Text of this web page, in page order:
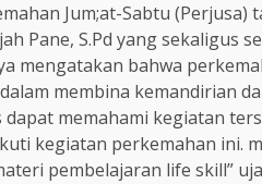
Jum;at-Sabtu
Pane, S.Pd yang sekaligus
mengatakan bahwa
membina kemandirian
memahami kegiatan
kegiatan perkemahan ini.
pembelajaran life skill”